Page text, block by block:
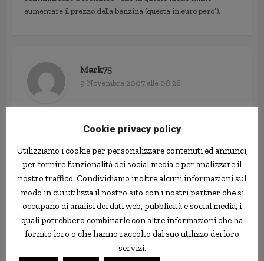
aumentare il prezzo della benzina (questa in euro pero’).
Mark75
9 Novembre 2007 alle 08:26
Ovviamente c’è anche la componente della domanda che
aumenta costantemente: però si tratta di una combinaizone
Mark75
9 Novembre 2007 alle 08:26
Ovviamente c’è anche la componente della domanda che
aumenta costantemente: però si tratta di una combinaizone
Cookie privacy policy
Utilizziamo i cookie per personalizzare contenuti ed annunci,
per fornire funzionalità dei social media e per analizzare il
nostro traffico. Condividiamo inoltre alcuni informazioni sul
modo in cui utilizza il nostro sito con i nostri partner che si
occupano di analisi dei dati web, pubblicità e social media, i
quali potrebbero combinarle con altre informazioni che ha
fornito loro o che hanno raccolto dal suo utilizzo dei loro
servizi.